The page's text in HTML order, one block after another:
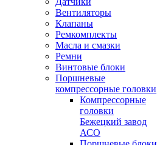
Вентиляторы
Клапаны
Ремкомплекты
Масла и смазки
Ремни
Винтовые блоки
Поршневые
компрессорные головки
Компрессорные
головки
Бежецкий завод
АСО